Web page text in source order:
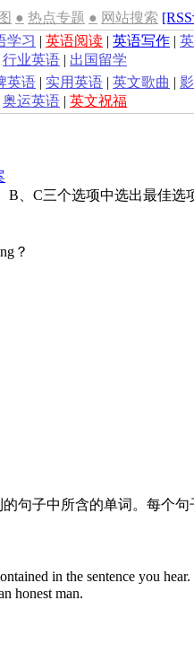
● 热点专题 ● 网站搜索
学习 | 英语阅读 | 英语写作 |
行业英语 | 出国留学
英语 | 实用英语 | 英文歌曲 |
奥运英语 | 英文祝福
、C三个选项中选出最佳
？
句子中所含的单词。每个句
in the sentence you
honest man.